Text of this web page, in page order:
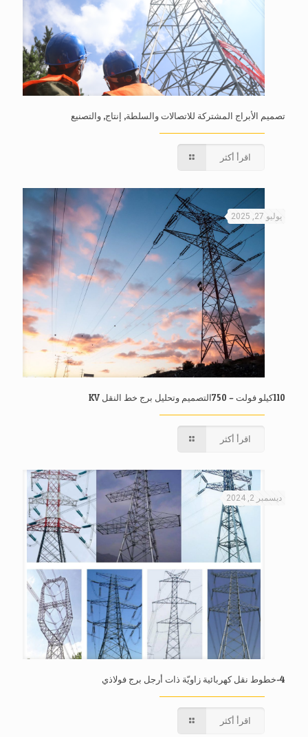
تصميم الأبراج المشتركة للاتصالات والسلطة, إنتاج, والتصنيع
اقرأ أكثر
يوليو 27, 2025
110كيلو فولت – 750التصميم وتحليل برج خط النقل KV
اقرأ أكثر
ديسمبر 2, 2024
4-خطوط نقل كهربائية زاويّة ذات أرجل برج فولاذي
اقرأ أكثر